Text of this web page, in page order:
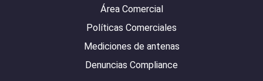
Área Comercial
Políticas Comerciales
Mediciones de antenas
Denuncias Compliance